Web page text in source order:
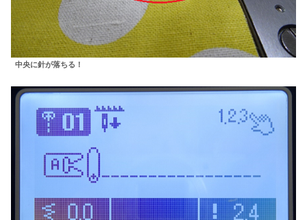
中央に針が落ちる！